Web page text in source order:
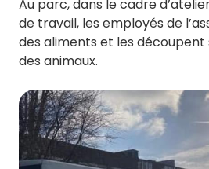
Au parc, dans le cadre
de travail, les employés de
des aliments et les découpent
des animaux.